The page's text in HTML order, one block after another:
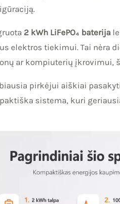
2 kWh LiFePO₄ baterija
elektros tiekimui. Tai nėra
ar kompiuterių įkrovimui,
pirkėjui aiškiai
sistema, kuri